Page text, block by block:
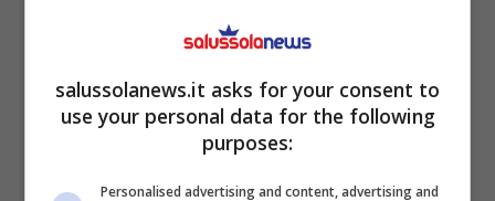
Tutti gli appuntamenti del Riccione Music City –
salussolanews.it asks for your consent to
use your personal data for the following
purposes:
Personalised advertising and content, advertising and